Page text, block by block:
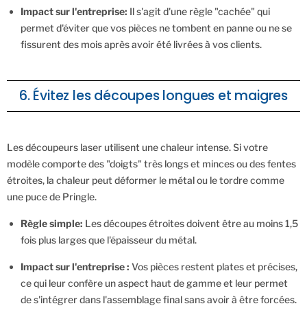
Impact sur l'entreprise: Il s'agit d'une règle "cachée" qui
permet d'éviter que vos pièces ne tombent en panne ou ne se
fissurent des mois après avoir été livrées à vos clients.
6. Évitez les découpes longues et maigres
Les découpeurs laser utilisent une chaleur intense. Si votre
modèle comporte des "doigts" très longs et minces ou des fentes
étroites, la chaleur peut déformer le métal ou le tordre comme
une puce de Pringle.
Règle simple: Les découpes étroites doivent être au moins 1,5
fois plus larges que l'épaisseur du métal.
Impact sur l'entreprise : Vos pièces restent plates et précises,
ce qui leur confère un aspect haut de gamme et leur permet
de s'intégrer dans l'assemblage final sans avoir à être forcées.